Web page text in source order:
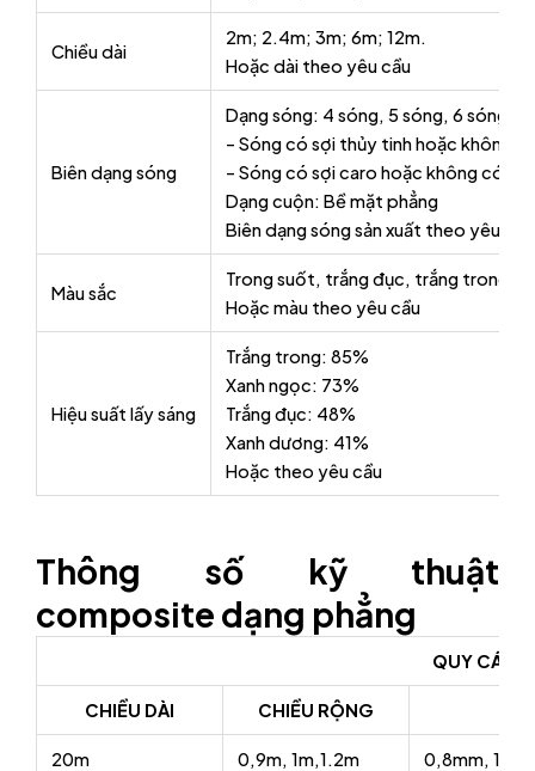
Chiều dài
2m; 2.4m; 3m; 6m; 12m.
Hoặc dài theo yêu cầu
Biên dạng sóng
Dạng sóng: 4 sóng, 5 sóng, 6 sóng,
– Sóng có sợi thủy tinh hoặc không
– Sóng có sợi caro hoặc không có
Dạng cuộn: Bề mặt phẳng
Biên dạng sóng sản xuất theo yêu cầu
Màu sắc
Trong suốt, trắng đục, trắng trong,
Hoặc màu theo yêu cầu
Hiệu suất lấy sáng
Trắng trong: 85%
Xanh ngọc: 73%
Trắng đục: 48%
Xanh dương: 41%
Hoặc theo yêu cầu
Thông số kỹ thuật
composite dạng phẳng
QUY CÁCH
CHIỀU DÀI CHIỀU RỘNG
20m
0,9m, 1m,1.2m
0,8mm,